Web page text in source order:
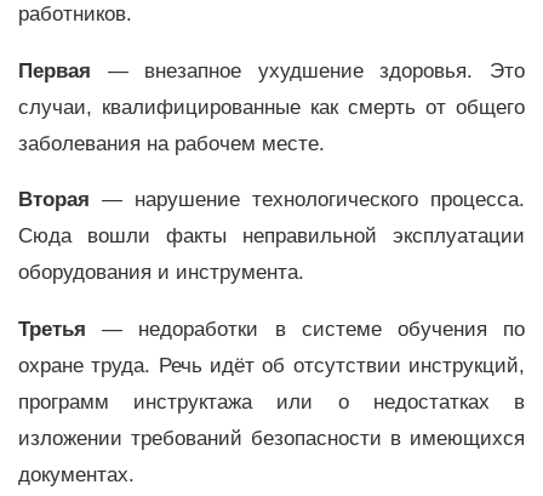
работников.
Первая — внезапное ухудшение здоровья. Это
случаи, квалифицированные как смерть от общего
заболевания на рабочем месте.
Вторая — нарушение технологического процесса.
Сюда вошли факты неправильной эксплуатации
оборудования и инструмента.
Третья — недоработки в системе обучения по
охране труда. Речь идёт об отсутствии инструкций,
программ инструктажа или о недостатках в
изложении требований безопасности в имеющихся
документах.